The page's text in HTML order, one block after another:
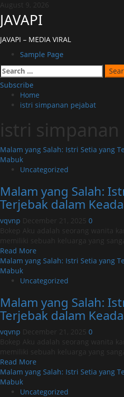
Skip
to
content
August 9, 2026
JAVAPI
JAVAPI – MEDIA VIRAL
Primary
Menu
Sample Page
Search
for:
Subscribe
Home
istri simpanan pejabat
istri
Malam yang Salah: Istri Setia yang
Mabuk
Uncategorized
Malam yang Salah:
Terjebak dalam
vqvnp December 21, 2025 0
Bokep Aku adalah seorang wanita
memiliki sebuah keluarga yang
Read More
more
Malam
Salah:
Istri
Setia
yang
Terjebak
dalam
Mabuk
Malam yang Salah: Istri Setia yang
Mabuk
Uncategorized
Malam yang Salah:
Terjebak dalam
vqvnp December 21, 2025 0
Bokep Aku adalah seorang wanita
memiliki sebuah keluarga yang
Read More
more
Malam
Malam yang Salah: Istri Setia yang
Mabuk
Uncategorized